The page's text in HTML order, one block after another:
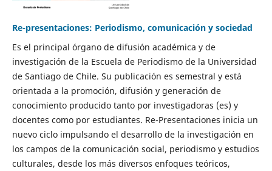
Re-presentaciones: Periodismo, comunicación y sociedad
Es el principal órgano de difusión académica y de
investigación de la Escuela de Periodismo de la Universidad
de Santiago de Chile. Su publicación es semestral y está
orientada a la promoción, difusión y generación de
conocimiento producido tanto por investigadoras (es) y
docentes como por estudiantes. Re-Presentaciones inicia un
nuevo ciclo impulsando el desarrollo de la investigación en
los campos de la comunicación social, periodismo y estudios
culturales, desde los más diversos enfoques teóricos,